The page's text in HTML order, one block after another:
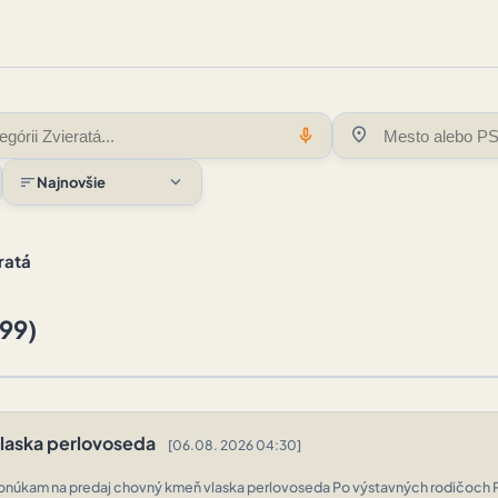
mic location_on
sortNajnovšie expand_more
perlovoseda [06.08. 2026 04:30]
na predaj chovný kmeň vlaska perlovoseda Po výstavných rodičoch Pôvod chovu z